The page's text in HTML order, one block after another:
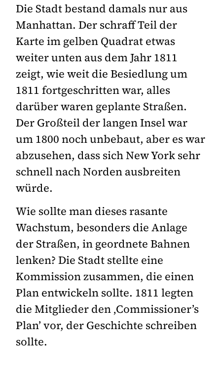
Die Stadt bestand damals nur aus
Manhattan. Der schraff Teil der
Karte im gelben Quadrat etwas
weiter unten aus dem Jahr 1811
zeigt, wie weit die Besiedlung um
1811 fortgeschritten war, alles
darüber waren geplante Straßen.
Der Großteil der langen Insel war
um 1800 noch unbebaut, aber es war
abzusehen, dass sich New York sehr
schnell nach Norden ausbreiten
würde.
Wie sollte man dieses rasante
Wachstum, besonders die Anlage
der Straßen, in geordnete Bahnen
lenken? Die Stadt stellte eine
Kommission zusammen, die einen
Plan entwickeln sollte. 1811 legten
die Mitglieder den ‚Commissioner’s
Plan’ vor, der Geschichte schreiben
sollte.